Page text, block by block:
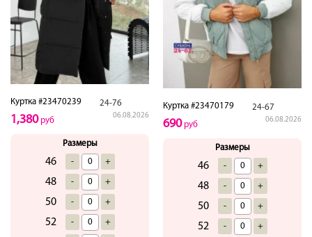
Куртка #23470239 24-76
06.08.2026
1,380руб
Размеры
46 - +
48 - +
50 - +
52 - +
Куртка #23470179 24-67
06.08.2026
690руб
Размеры
46 - +
48 - +
50 - +
52 - +